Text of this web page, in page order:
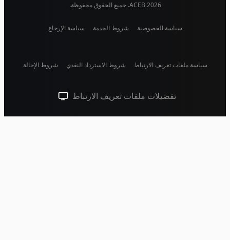
2026ACEB. جميع الحقوق محفوظة.
سياسة الخصوصية شروط الخدمة سياسة الإرجاع
سياسة ملفات تعريف الارتباط شروط الاسترداد النقدي شروط الإحالة
تفضيلات ملفات تعريف الارتباط سمة النظام (انقر للفاتحة)